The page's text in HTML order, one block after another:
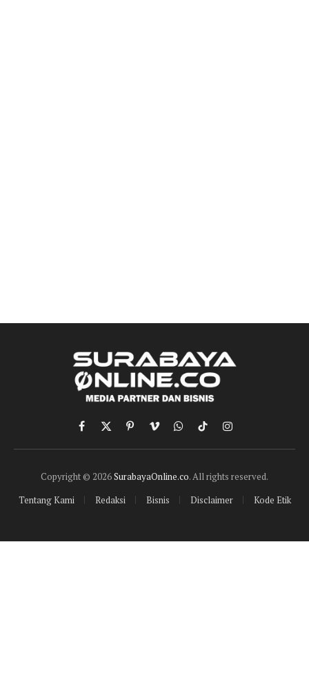
Facebook
X
(Twitter)
PinterestVimeoWhatsApp
TikTokInstagram
Copyright © 2026SurabayaOnline.co. All rights reserved.
Tentang Kami
Redaksi Bisnis Disclaimer Kode Etik